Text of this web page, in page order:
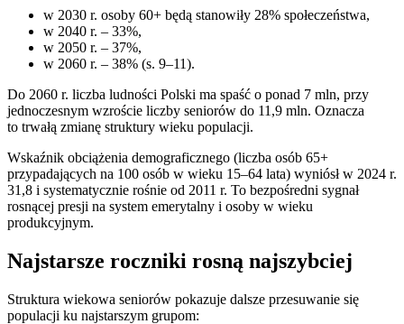
w 2030 r. osoby 60+ będą stanowiły 28% społeczeństwa,
w 2040 r. – 33%,
w 2050 r. – 37%,
w 2060 r. – 38% (s. 9–11).
Do 2060 r. liczba ludności Polski ma spaść o ponad 7 mln, przy
jednoczesnym wzroście liczby seniorów do 11,9 mln. Oznacza
to trwałą zmianę struktury wieku populacji.
Wskaźnik obciążenia demograficznego (liczba osób 65+
przypadających na 100 osób w wieku 15–64 lata) wyniósł w 2024 r.
31,8 i systematycznie rośnie od 2011 r. To bezpośredni sygnał
rosnącej presji na system emerytalny i osoby w wieku
produkcyjnym.
Najstarsze roczniki rosną najszybciej
Struktura wiekowa seniorów pokazuje dalsze przesuwanie się
populacji ku najstarszym grupom: